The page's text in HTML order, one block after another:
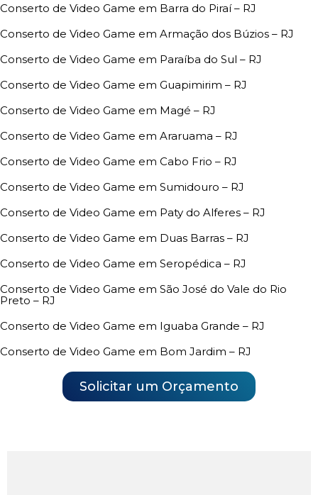
Conserto de Video Game em Barra do Piraí – RJ
Conserto de Video Game em Armação dos Búzios – RJ
Conserto de Video Game em Paraíba do Sul – RJ
Conserto de Video Game em Guapimirim – RJ
Conserto de Video Game em Magé – RJ
Conserto de Video Game em Araruama – RJ
Conserto de Video Game em Cabo Frio – RJ
Conserto de Video Game em Sumidouro – RJ
Conserto de Video Game em Paty do Alferes – RJ
Conserto de Video Game em Duas Barras – RJ
Conserto de Video Game em Seropédica – RJ
Conserto de Video Game em São José do Vale do Rio
Preto – RJ
Conserto de Video Game em Iguaba Grande – RJ
Conserto de Video Game em Bom Jardim – RJ
Solicitar um Orçamento